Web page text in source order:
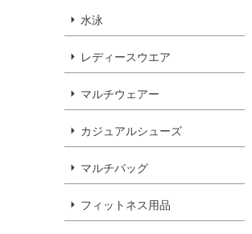
水泳
レディースウエア
マルチウェアー
カジュアルシューズ
マルチバッグ
フィットネス用品